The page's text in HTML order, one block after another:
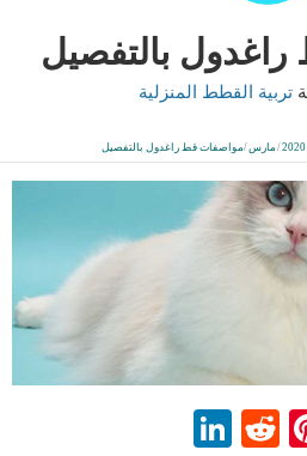
بالتفصيل
تربية القطط المنزلية
2020
/ مارس/مواصفات قط راغدول بالتفصيل
Pinterest
Reddit